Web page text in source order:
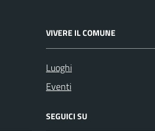
VIVERE IL COMUNE
Luoghi
Eventi
SEGUICI SU